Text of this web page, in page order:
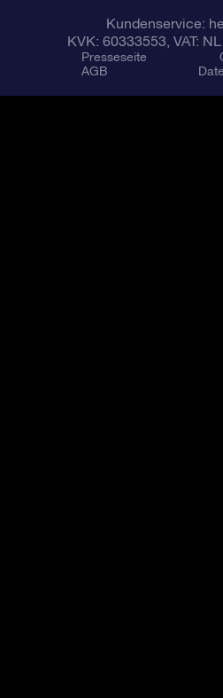
Kundenservice:
KVK: 60333553, VAT:
Presseseite
AGB